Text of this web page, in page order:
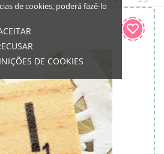
de cookies, poderá fazê-lo
DE COOKIES